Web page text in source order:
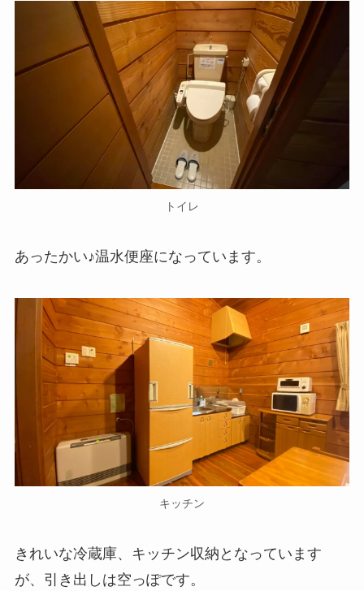
トイレ
あったかい♪温水便座になっています。
キッチン
きれいな冷蔵庫、キッチン収納となっています
が、引き出しは空っぽです。